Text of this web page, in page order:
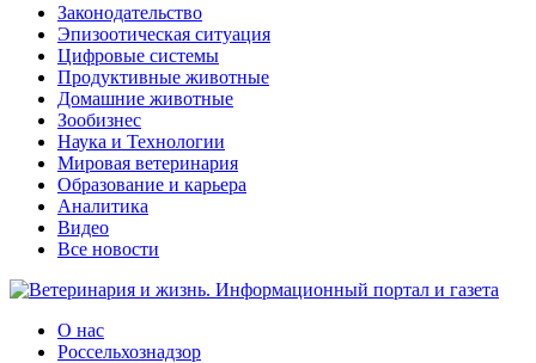
Законодательство
Эпизоотическая ситуация
Цифровые системы
Продуктивные животные
Домашние животные
Зообизнес
Наука и Технологии
Мировая ветеринария
Образование и карьера
Аналитика
Видео
Все новости
О нас
Россельхознадзор